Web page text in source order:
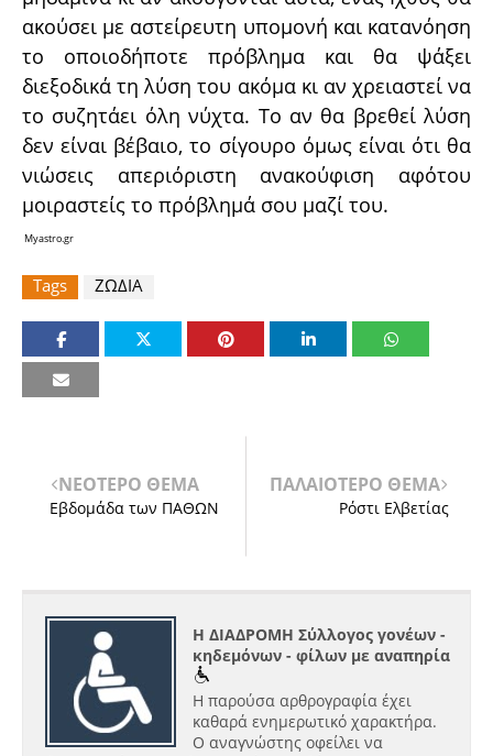
ακούσει με αστείρευτη υπομονή και κατανόηση
το οποιοδήποτε πρόβλημα και θα ψάξει
διεξοδικά τη λύση του ακόμα κι αν χρειαστεί να
το συζητάει όλη νύχτα. Το αν θα βρεθεί λύση
δεν είναι βέβαιο, το σίγουρο όμως είναι ότι θα
νιώσεις απεριόριστη ανακούφιση αφότου
μοιραστείς το πρόβλημά σου μαζί του.
Myastro.gr
Tags ΖΩΔΙΑ
ΝΕΟΤΕΡΟ ΘΕΜΑ
Εβδομάδα των ΠΑΘΩΝ
ΠΑΛΑΙΟΤΕΡΟ ΘΕΜΑ
Ρόστι Ελβετίας
Η ΔΙΑΔΡΟΜΗ Σύλλογος γονέων -
κηδεμόνων - φίλων με αναπηρία
Η παρούσα αρθρογραφία έχει
καθαρά ενημερωτικό χαρακτήρα.
Ο αναγνώστης οφείλει να